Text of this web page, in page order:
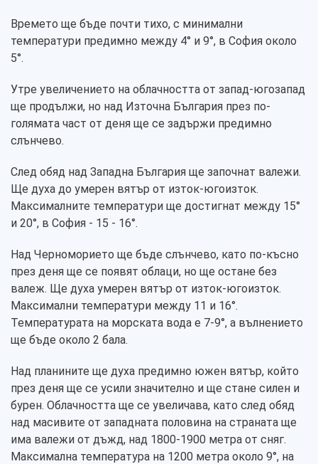
Времето ще бъде почти тихо, с минимални
температури предимно между 4° и 9°, в София около
5°.
Утре увеличението на облачността от запад-югозапад
ще продължи, но над Източна България през по-
голямата част от деня ще се задържи предимно
слънчево.
След обяд над Западна България ще започнат валежи.
Ще духа до умерен вятър от изток-югоизток.
Максималните температури ще достигнат между 15°
и 20°, в София - 15 - 16°.
Над Черноморието ще бъде слънчево, като по-късно
през деня ще се появят облаци, но ще остане без
валеж. Ще духа умерен вятър от изток-югоизток.
Максимални температури между 11 и 16°.
Температурата на морската вода е 7-9°, а вълнението
ще бъде около 2 бала.
Над планините ще духа предимно южен вятър, който
през деня ще се усили значително и ще стане силен и
бурен. Облачността ще се увеличава, като след обяд
над масивите от западната половина на страната ще
има валежи от дъжд, над 1800-1900 метра от сняг.
Максимална температура на 1200 метра около 9°, на